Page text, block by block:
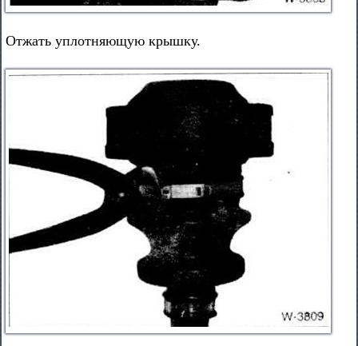
Отжать уплотняющую крышку.